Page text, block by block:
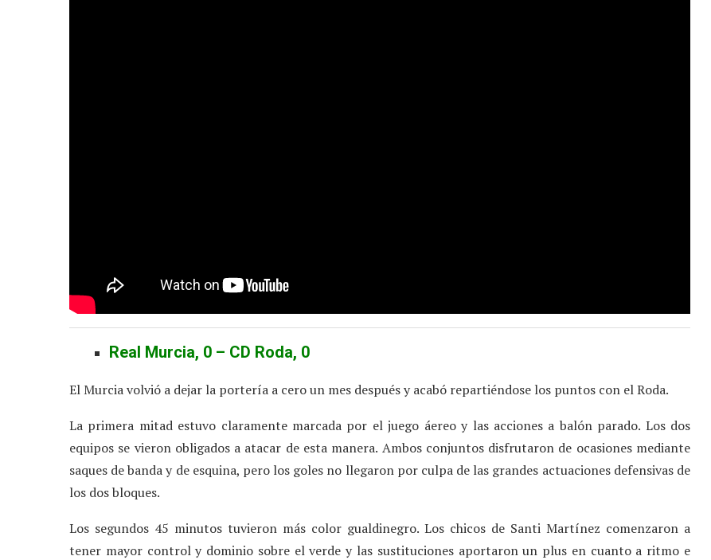
Real Murcia, 0 – CD Roda, 0
El Murcia volvió a dejar la portería a cero un mes después y acabó repartiéndose los puntos con el Roda.
La primera mitad estuvo claramente marcada por el juego áereo y las acciones a balón parado. Los dos
equipos se vieron obligados a atacar de esta manera. Ambos conjuntos disfrutaron de ocasiones mediante
saques de banda y de esquina, pero los goles no llegaron por culpa de las grandes actuaciones defensivas de
los dos bloques.
Los segundos 45 minutos tuvieron más color gualdinegro. Los chicos de Santi Martínez comenzaron a
tener mayor control y dominio sobre el verde y las sustituciones aportaron un plus en cuanto a ritmo e